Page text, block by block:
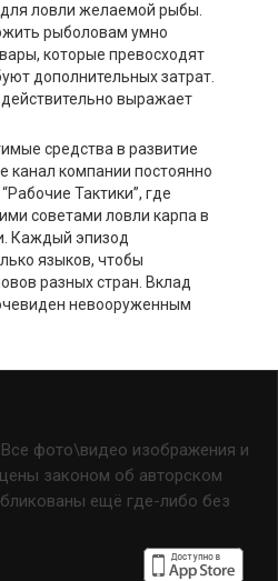
ловли желаемой рыбы.
рыболовам умно
которые превосходят
дополнительных затрат.
выражает
средства в развитие
канал компании постоянно
Тактики”, где
советами ловли карпа в
Каждый эпизод
языков, чтобы
разных стран. Вклад
невооруженным
фото\видео изображения и
законом об авторском
ещё где-либо без